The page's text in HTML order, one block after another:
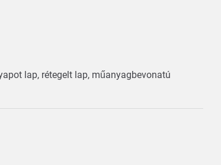
lap, rétegelt lap, műanyagbevonatú